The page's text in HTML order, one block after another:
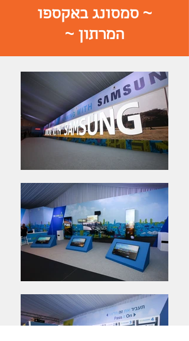
~ סמסונג באקספו
המרתון ~